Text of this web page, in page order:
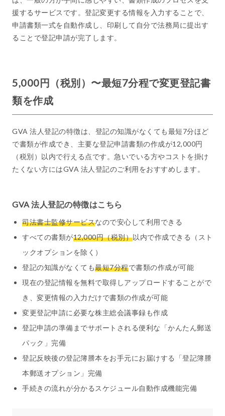
援するサービスです。登記変更する情報を入力することで、
申請書類一式を自動作成し、印刷して自分で法務局に提出す
ることで登記申請が完了します。
5,000円（税別）〜最短7分程で変更登記書
類を作成
GVA 法人登記の特徴は、登記の知識がなくても最短7分ほど
で書類が作成でき、主要な登記申請書類の作成が12,000円
（税別）以内で行える点です。急いでいる方やコストを掛け
たくない方にはGVA 法人登記のご利用をおすすめします。
GVA 法人登記の特徴はこちら
司法書士監修サービスなので安心して利用できる
すべての書類が12,000円（税別）以内で作成できる（スト
ックオプションを除く）
登記の知識がなくても最短7分程で書類の作成が可能
現在の登記情報を無料で取得しアップロードすることがで
き、変更情報の入力だけで書類の作成が可能
変更登記申請に必要な株主総会議事録も作成
登記申請の準備までサポートされる便利な「かんたん郵送
パック」完備
登記反映後の登記簿謄本をお手元にお届けする「登記簿謄
本郵送オプション」完備
手続きの流れが分かるスケジュール自動作成機能完備